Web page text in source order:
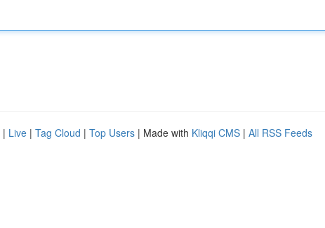
| Live | Tag Cloud | Top Users | Made with Kliqqi CMS | All RSS Feeds